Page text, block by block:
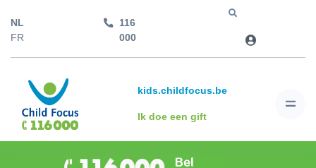
NL
FR
116
000
kids.childfocus.be
Ik doe een gift